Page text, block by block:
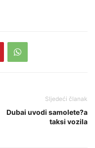
Sljedeći članak
Dubai uvodi samolete?a
taksi vozila